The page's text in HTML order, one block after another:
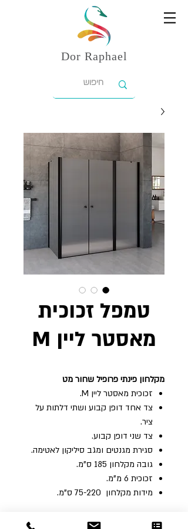
Dor Raphael
טמפל זכוכית
מאסטר ליין M
מקלחון פינתי פרופיל שחור מט
זכוכית מאסטר ליין M.
צד אחד דופן קבוע ושתי דלתות על
ציר.
צד שני דופן קבוע.
סגירת מגנטים ומגב סיליקון לאטימה.
גובה‭ ‬מקלחון ‬185 ‬ס"מ‭. ‬
זכוכית‭ ‬6‭ ‬מ"מ‭. ‬
מידות ‬מקלחון ‭ 75-220 ‬ס"מ‭. ‬